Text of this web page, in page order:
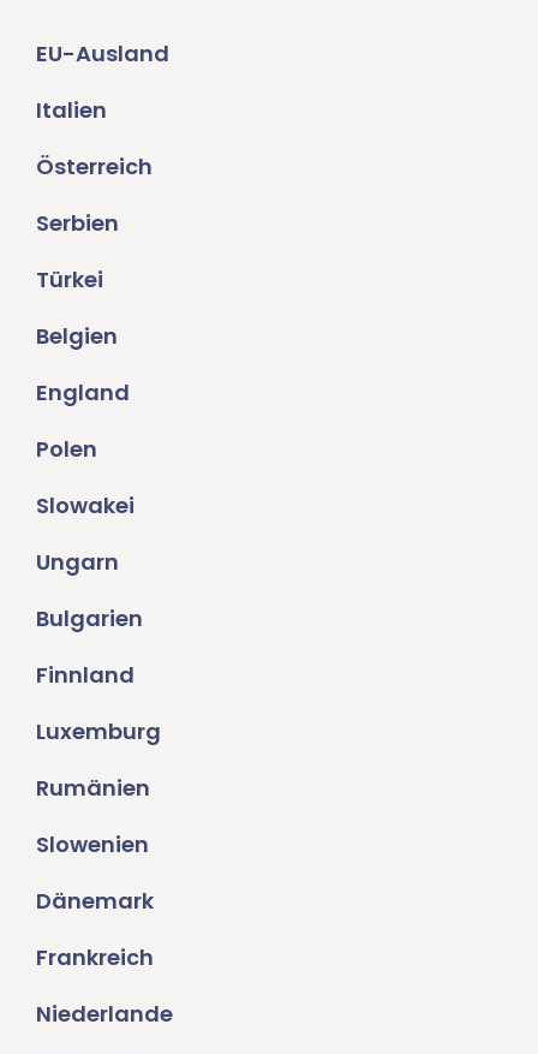
EU-Ausland
Italien
Österreich
Serbien
Türkei
Belgien
England
Polen
Slowakei
Ungarn
Bulgarien
Finnland
Luxemburg
Rumänien
Slowenien
Dänemark
Frankreich
Niederlande